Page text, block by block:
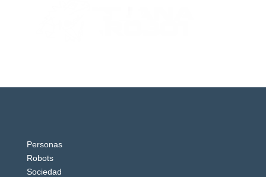
Personas
Robots
Sociedad